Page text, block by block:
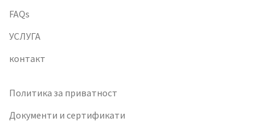
FAQs
УСЛУГА
контакт
Политика за приватност
Документи и сертификати